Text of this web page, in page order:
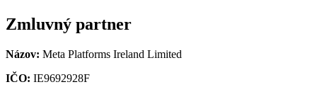
Zmluvný partner
Názov: Meta Platforms Ireland Limited
IČO: IE9692928F